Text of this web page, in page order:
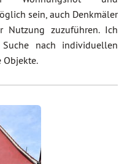
sein, auch Denkmäler
zuzuführen. Ich
nach individuellen
Objekte.